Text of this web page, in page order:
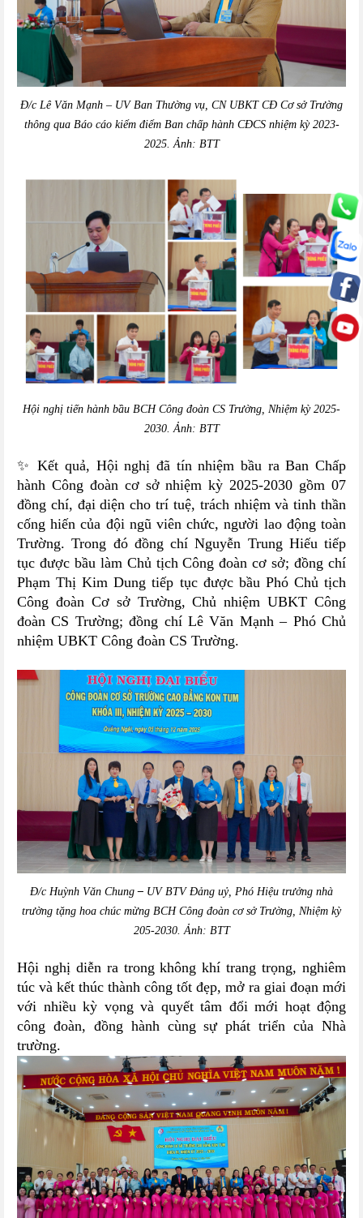
Đ/c Lê Văn Mạnh – UV Ban Thường vụ, CN UBKT CĐ Cơ sở Trường
thông qua Báo cáo kiểm điểm Ban chấp hành CĐCS nhiệm kỳ 2023-
2025. Ảnh: BTT
Hội nghị tiến hành bầu BCH Công đoàn CS Trường, Nhiệm kỳ 2025-
2030. Ảnh: BTT
✨ Kết quả, Hội nghị đã tín nhiệm bầu ra Ban Chấp
hành Công đoàn cơ sở nhiệm kỳ 2025-2030 gồm 07
đồng chí, đại diện cho trí tuệ, trách nhiệm và tinh thần
cống hiến của đội ngũ viên chức, người lao động toàn
Trường. Trong đó đồng chí Nguyễn Trung Hiếu tiếp
tục được bầu làm Chủ tịch Công đoàn cơ sở; đồng chí
Phạm Thị Kim Dung tiếp tục được bầu Phó Chủ tịch
Công đoàn Cơ sở Trường, Chủ nhiệm UBKT Công
đoàn CS Trường; đồng chí Lê Văn Mạnh – Phó Chủ
nhiệm UBKT Công đoàn CS Trường.
Đ/c Huỳnh Văn Chung – UV BTV Đảng uỷ, Phó Hiệu trưởng nhà
trường tặng hoa chúc mừng BCH Công đoàn cơ sở Trường, Nhiệm kỳ
205-2030. Ảnh: BTT
Hội nghị diễn ra trong không khí trang trọng, nghiêm
túc và kết thúc thành công tốt đẹp, mở ra giai đoạn mới
với nhiều kỳ vọng và quyết tâm đổi mới hoạt động
công đoàn, đồng hành cùng sự phát triển của Nhà
trường.